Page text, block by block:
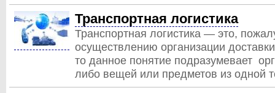
Транспортная логистика
Транспортная логистика — это,
осуществлению организации
то данное понятие подразумевает
либо вещей или предметов из одной